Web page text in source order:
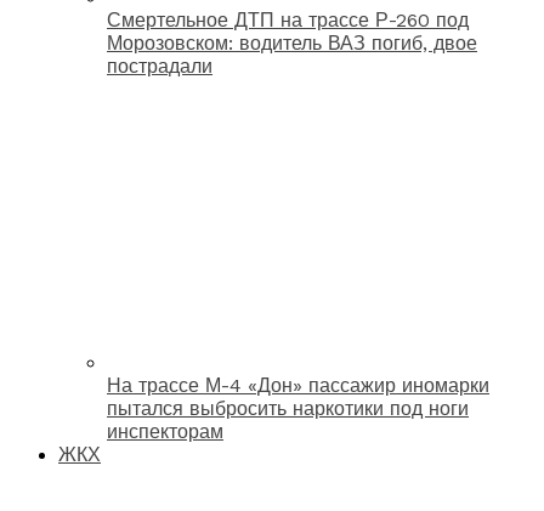
Смертельное ДТП на трассе Р-260 под
Морозовском: водитель ВАЗ погиб, двое
пострадали
На трассе М-4 «Дон» пассажир иномарки
пытался выбросить наркотики под ноги
инспекторам
ЖКХ